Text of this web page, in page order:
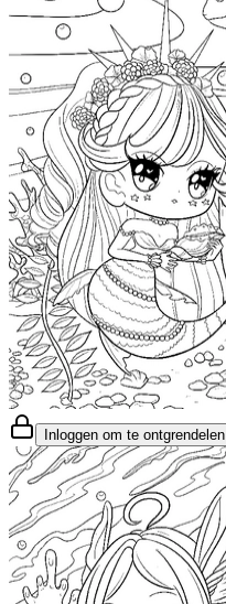
Inloggen om te ontgrendelen